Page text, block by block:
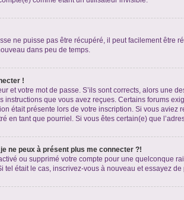
ne puisse pas être récupéré, il peut facilement être
dans peu de temps.
!
et votre mot de passe. S’ils sont corrects, alors
instructions que vous avez reçues. Certains forums
était présente lors de votre inscription. Si vous
en tant que pourriel. Si vous êtes certain(e) que
ne peux à présent plus me connecter ?!
ou supprimé votre compte pour une
était le cas, inscrivez-vous à nouveau et essayez